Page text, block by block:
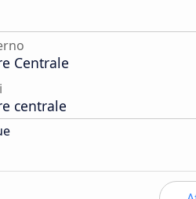
Centrale
centrale